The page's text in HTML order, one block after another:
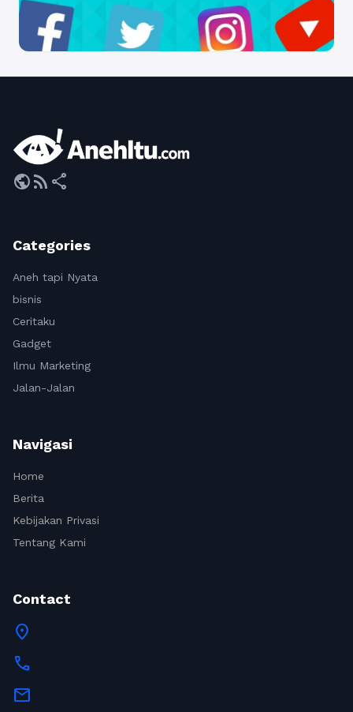
publicrss_feed share
Categories
Aneh tapi Nyata
bisnis
Ceritaku
Gadget
Ilmu Marketing
Jalan-Jalan
Navigasi
Home
Berita
Kebijakan Privasi
Tentang Kami
Contact
location_on
call
mail